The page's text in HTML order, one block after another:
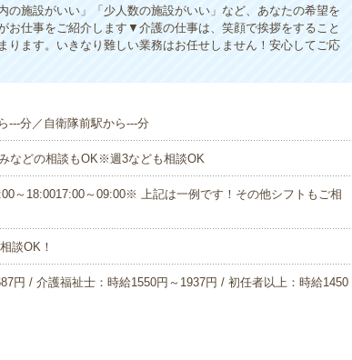
施設がいい」「少人数の施設がいい」など、あなたの希望を
お仕事をご紹介します▼介護の仕事は、笑顔で挨拶をすること
ります。いきなり難しい業務はお任せしません！安心してご応
---分／自衛隊前駅から---分
などの相談もOK※週3なども相談OK
～18:0017:00～09:00※ 上記は一例です！その他シフトもご相
談OK！
円 / 介護福祉士：時給1550円～1937円 / 初任者以上：時給1450